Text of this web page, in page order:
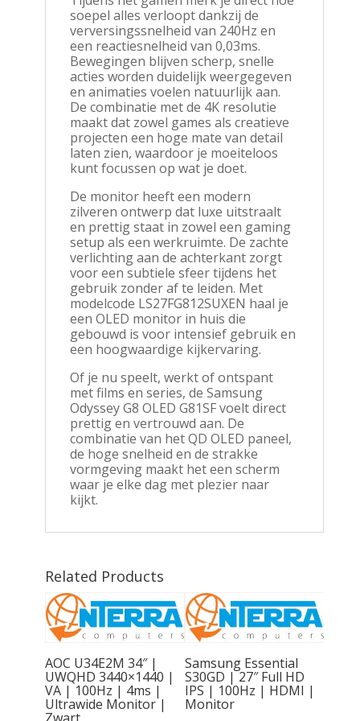
soepel alles verloopt dankzij de
verversingssnelheid van 240Hz en
een reactiesnelheid van 0,03ms.
Bewegingen blijven scherp, snelle
acties worden duidelijk weergegeven
en animaties voelen natuurlijk aan.
De combinatie met de 4K resolutie
maakt dat zowel games als creatieve
projecten een hoge mate van detail
laten zien, waardoor je moeiteloos
kunt focussen op wat je doet.
De monitor heeft een modern
zilveren ontwerp dat luxe uitstraalt
en prettig staat in zowel een gaming
setup als een werkruimte. De zachte
verlichting aan de achterkant zorgt
voor een subtiele sfeer tijdens het
gebruik zonder af te leiden. Met
modelcode LS27FG812SUXEN haal je
een OLED monitor in huis die
gebouwd is voor intensief gebruik en
een hoogwaardige kijkervaring.
Of je nu speelt, werkt of ontspant
met films en series, de Samsung
Odyssey G8 OLED G81SF voelt direct
prettig en vertrouwd aan. De
combinatie van het QD OLED paneel,
de hoge snelheid en de strakke
vormgeving maakt het een scherm
waar je elke dag met plezier naar
kijkt.
Related Products
AOC U34E2M 34″ |
UWQHD 3440×1440 |
VA | 100Hz | 4ms |
Ultrawide Monitor |
Zwart
Samsung Essential
S30GD | 27″ Full HD
IPS | 100Hz | HDMI |
Monitor